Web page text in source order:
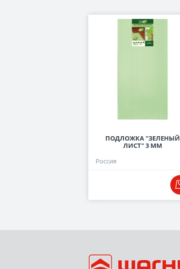
ПОДЛОЖКА "ЗЕЛЕНЫЙ
ЛИСТ" 3 ММ
Россия